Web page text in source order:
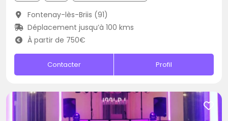
Fontenay-lès-Briis (91)
Déplacement jusqu’à 100 kms
À partir de 750€
Contacter Profil